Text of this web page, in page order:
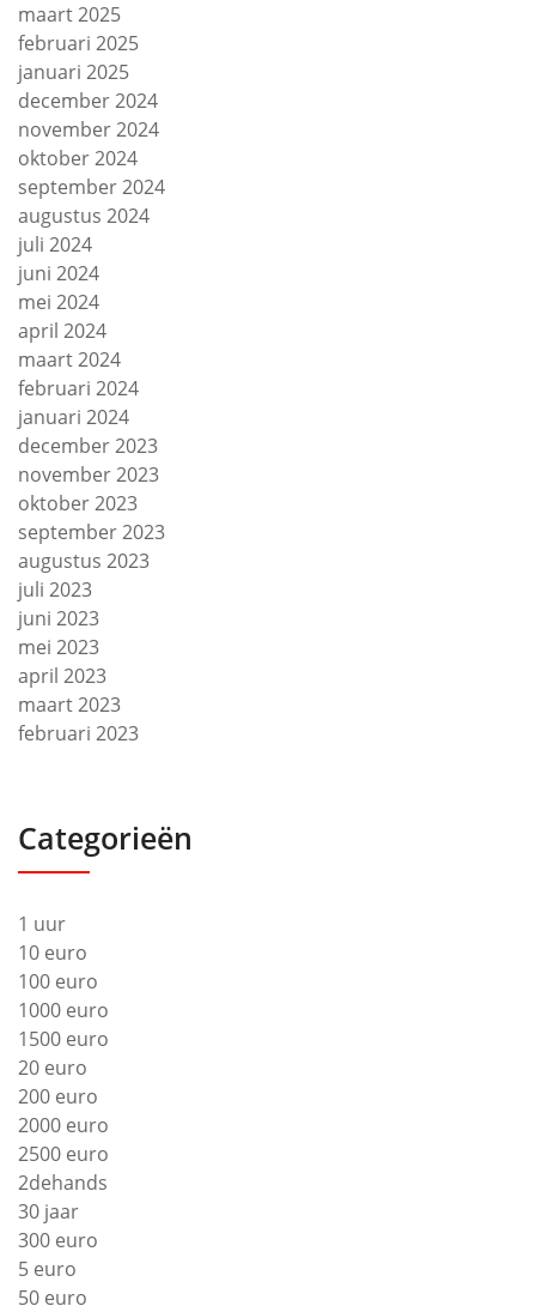
maart 2025
februari 2025
januari 2025
december 2024
november 2024
oktober 2024
september 2024
augustus 2024
juli 2024
juni 2024
mei 2024
april 2024
maart 2024
februari 2024
januari 2024
december 2023
november 2023
oktober 2023
september 2023
augustus 2023
juli 2023
juni 2023
mei 2023
april 2023
maart 2023
februari 2023
Categorieën
1 uur
10 euro
100 euro
1000 euro
1500 euro
20 euro
200 euro
2000 euro
2500 euro
2dehands
30 jaar
300 euro
5 euro
50 euro